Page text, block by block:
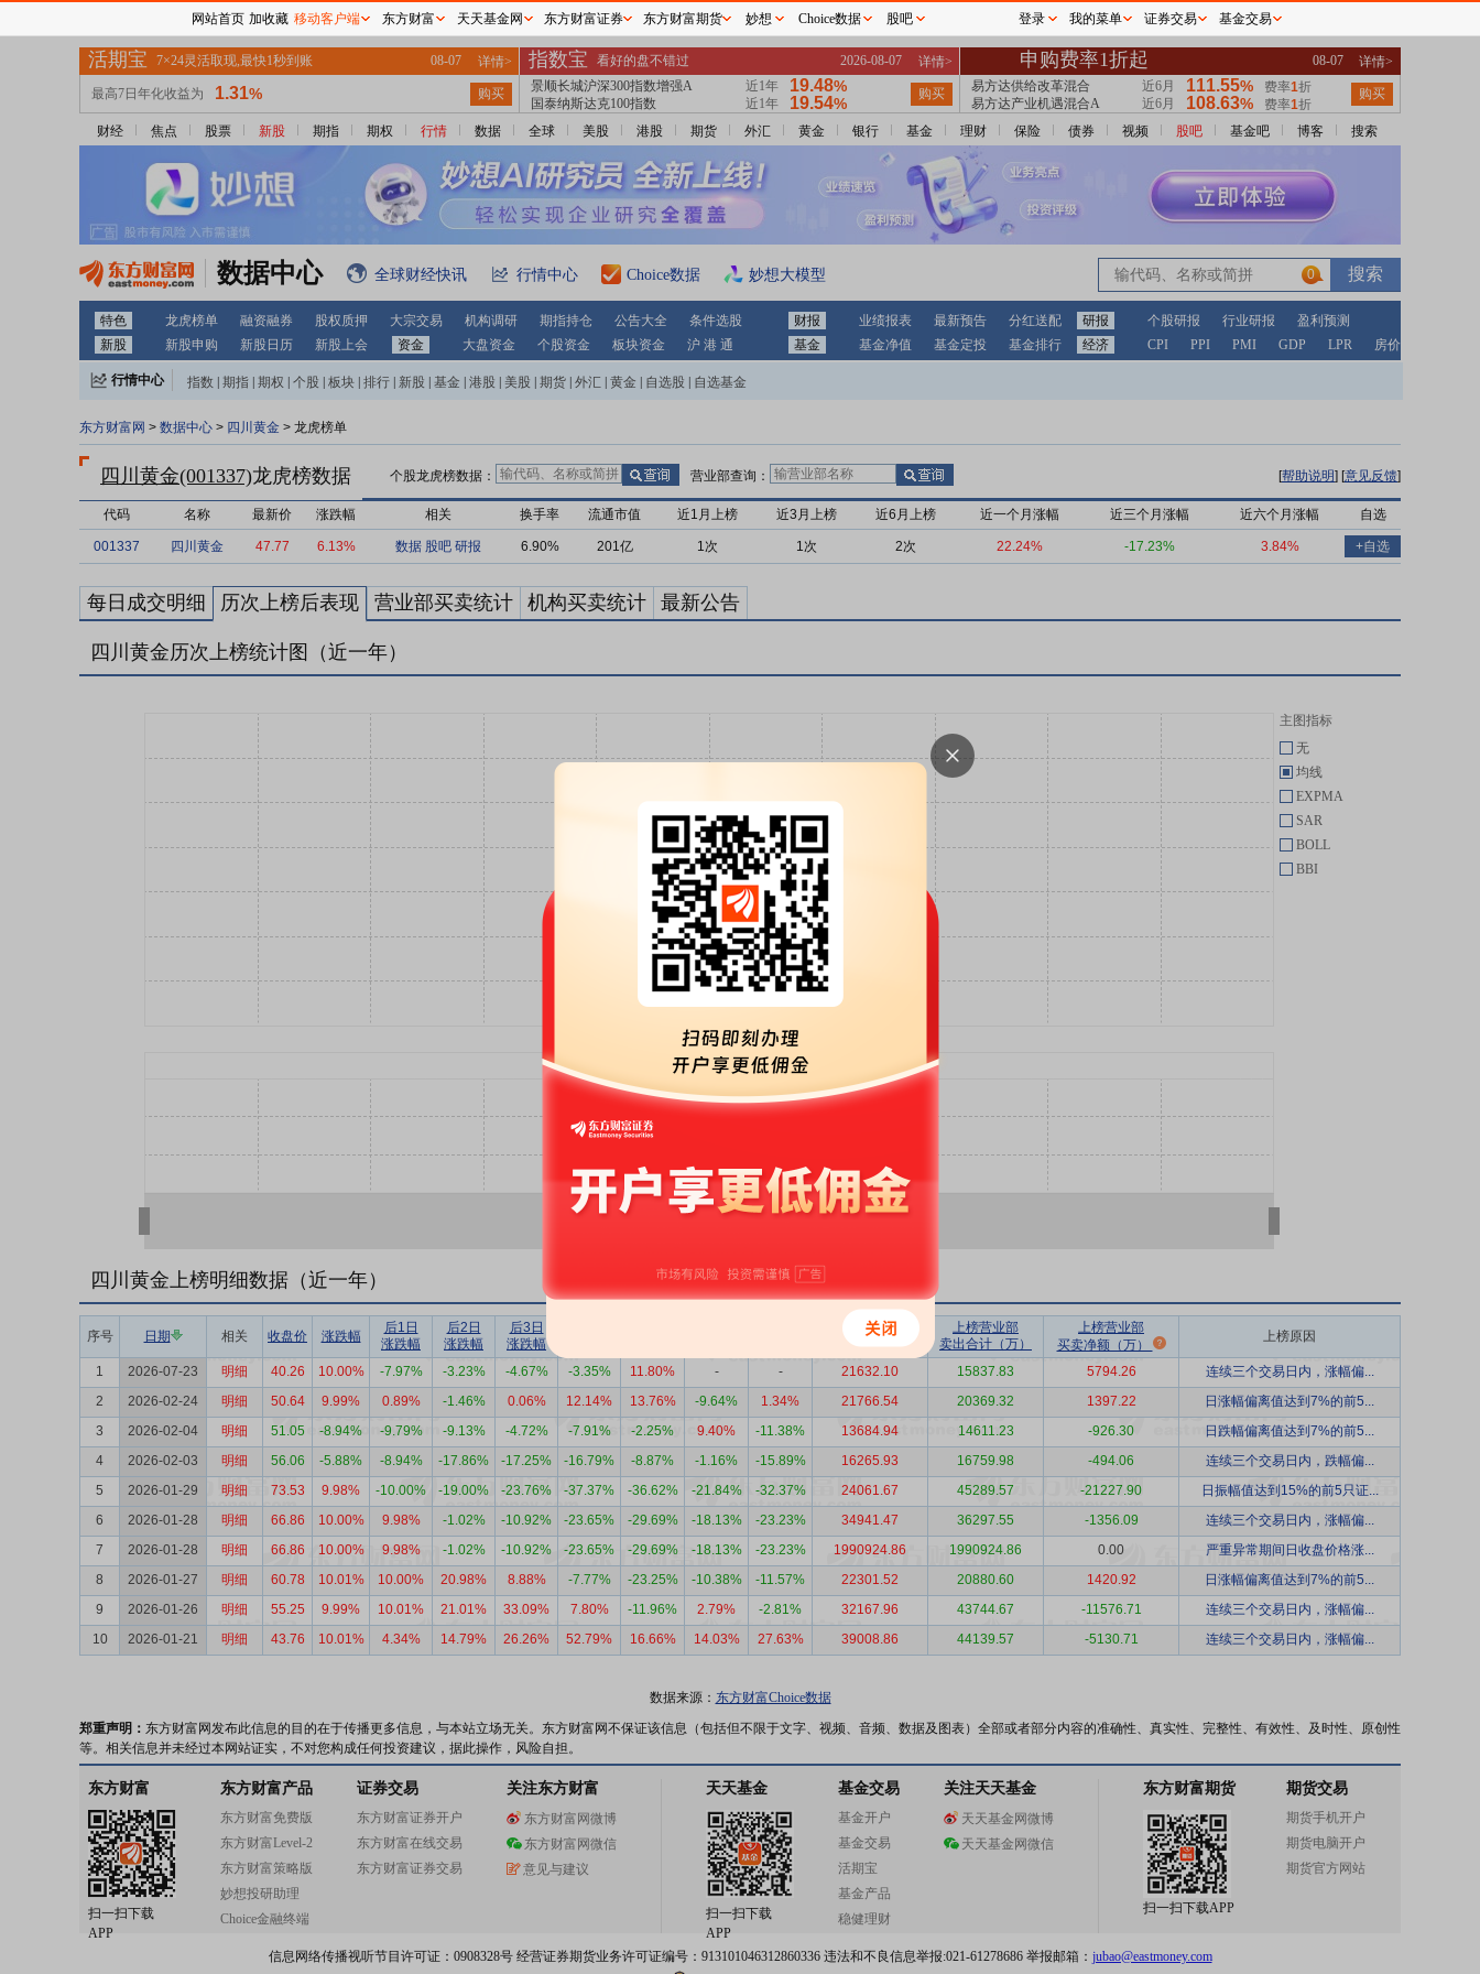
财经 焦点 股票 新股 期指 期权 行情 数据 全球 美股 港股 期货 外汇 黄金 银行 基金 理财 保险 债券 视频 股吧 基金吧 博客 搜索
数据中心 全球财经快讯 行情中心 Choice数据 妙想大模型 0
特色 龙虎榜单 融资融券 股权质押 大宗交易 机构调研 期指持仓 公告大全 条件选股 财报 业绩报表 最新预告 分红送配 研报 个股研报 行业研报
盈利预测
新股
新股申购 新股日历 新股上会 资金 大盘资金 个股资金 板块资金 沪 港 通 基金 基金净值 基金定投 基金排行 经济 CPI PPI PMI GDP LPR 房价
行情中心 指数 期指 期权 个股 板块 排行 新股 基金 港股 美股 期货 外汇 黄金 自选股 自选基金
东方财富网 > 数据中心 > 四川黄金 > 龙虎榜单
四川黄金(001337)龙虎榜数据 个股龙虎榜数据： 营业部查询： [帮助说明] [意见反馈]
代码 名称 最新价 涨跌幅 相关 换手率 流通市值 近1月上榜 近3月上榜 近6月上榜 近一个月涨幅 近三个月涨幅 近六个月涨幅 自选
001337 四川黄金 47.77 6.13% 数据 股吧 研报 6.90% 201亿 1次 1次 2次 22.24% -17.23% 3.84% +自选
每日成交明细 历次上榜后表现 营业部买卖统计 机构买卖统计 最新公告
四川黄金历次上榜统计图（近一年）
主图指标
无
均线
EXPMA
SAR
BOLL
BBI
四川黄金上榜明细数据（近一年）
序号 日期 相关 收盘价 涨跌幅
后1日
涨跌幅
后2日
涨跌幅
后3日
涨跌幅
上榜营业部
买入合计（万）
上榜营业部
卖出合计（万）
上榜营业部
买卖净额（万）
上榜原因
1 2026-07-23 明细 40.26 10.00% -7.97% -3.23% -4.67% -3.35% 11.80% - - 21632.10 15837.83 5794.26
连续三个交易日内，涨幅偏...
2
2026-02-24 明细 50.64 9.99% 0.89% -1.46% 0.06% 12.14% 13.76% -9.64% 1.34% 21766.54 20369.32 1397.22
日涨幅偏离值达到7%的前5...
3
2026-02-04 明细 51.05 -8.94% -9.79% -9.13% -4.72% -7.91% -2.25% 9.40% -11.38% 13684.94 14611.23 -926.30
日跌幅偏离值达到7%的前5...
4
2026-02-03 明细 56.06 -5.88% -8.94% -17.86% -17.25% -16.79% -8.87% -1.16% -15.89% 16265.93 16759.98 -494.06
连续三个交易日内，跌幅偏...
5
2026-01-29 明细 73.53 9.98% -10.00% -19.00% -23.76% -37.37% -36.62% -21.84% -32.37% 24061.67 45289.57 -21227.90
日振幅值达到15%的前5只证...
6
2026-01-28 明细 66.86 10.00% 9.98% -1.02% -10.92% -23.65% -29.69% -18.13% -23.23% 34941.47 36297.55 -1356.09
连续三个交易日内，涨幅偏...
7
2026-01-28 明细 66.86 10.00% 9.98% -1.02% -10.92% -23.65% -29.69% -18.13% -23.23% 1990924.86 1990924.86 0.00
严重异常期间日收盘价格涨...
8
2026-01-27 明细 60.78 10.01% 10.00% 20.98% 8.88% -7.77% -23.25% -10.38% -11.57% 22301.52 20880.60 1420.92
日涨幅偏离值达到7%的前5...
9
2026-01-26 明细 55.25 9.99% 10.01% 21.01% 33.09% 7.80% -11.96% 2.79% -2.81% 32167.96 43744.67 -11576.71
连续三个交易日内，涨幅偏...
10
2026-01-21 明细 43.76 10.01% 4.34% 14.79% 26.26% 52.79% 16.66% 14.03% 27.63% 39008.86 44139.57 -5130.71 连续三个交易日内，涨幅偏...
数据来源： 东方财富Choice数据
郑重声明： 东方财富网发布此信息的目的在于传播更多信息，与本站立场无关。东方财富网不保证该信息（包括但不限于文字、视频、音频、数据及图表）全部或者部分内容的准确性、真实性、完整性、有效性、及时性、原创性
等。相关信息并未经过本网站证实，不对您构成任何投资建议，据此操作，风险自担。
网站首页 加收藏 移动客户端 东方财富 天天基金网 东方财富证券 东方财富期货 妙想 Choice数据 股吧 登录 我的菜单 证券交易 基金交易